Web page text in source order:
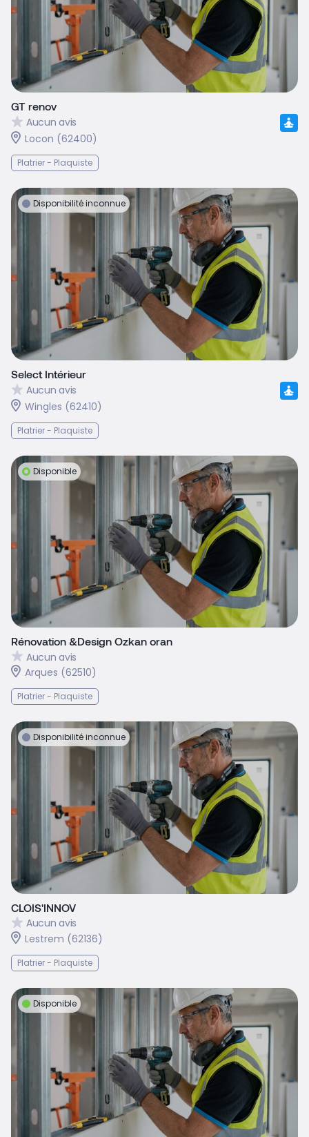
GT renov
Aucun avis
Locon (62400)
Platrier - Plaquiste
Disponibilité inconnue
Select Intérieur
Aucun avis
Wingles (62410)
Platrier - Plaquiste
Disponible
Rénovation &Design Ozkan oran
Aucun avis
Arques (62510)
Platrier - Plaquiste
Disponibilité inconnue
CLOIS'INNOV
Aucun avis
Lestrem (62136)
Platrier - Plaquiste
Disponible